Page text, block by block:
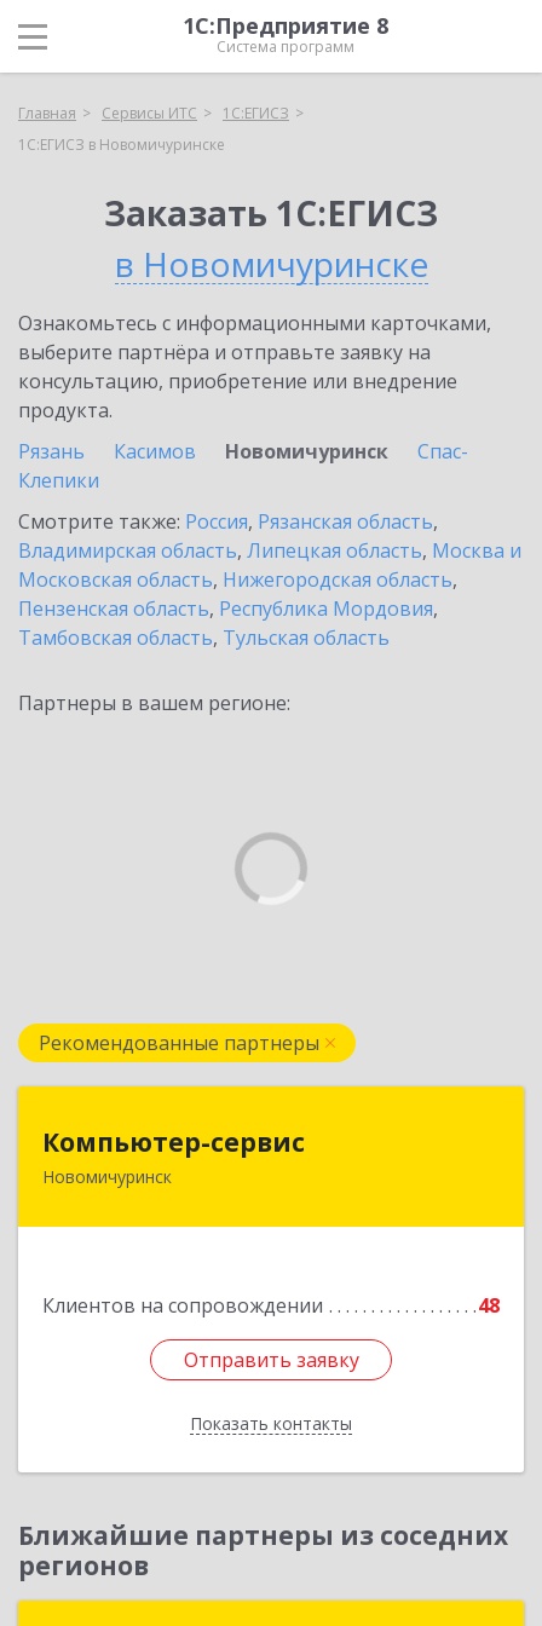
1С:Предприятие 8
Система программ
Главная Сервисы ИТС
1С:ЕГИСЗ
1С:ЕГИСЗ в Новомичуринске
Заказать 1С:ЕГИСЗ
в Новомичуринске
Ознакомьтесь с информационными карточками,
выберите партнёра и отправьте заявку на
консультацию, приобретение или внедрение
продукта.
Рязань
Касимов Новомичуринск
Спас-
Клепики
Смотрите также: Россия, Рязанская область,
Владимирская область, Липецкая область, Москва и
Московская область, Нижегородская область,
Пензенская область, Республика Мордовия,
Тамбовская область, Тульская область
Партнеры в вашем регионе:
Рекомендованные партнеры
Компьютер-сервис
Новомичуринск
Клиентов на сопровождении 48
Отправить заявку
Показать контакты
391160, Рязанская обл, Пронский р-н,
Подробнее
Отправить заявку
Назад
Ближайшие партнеры из соседних
регионов